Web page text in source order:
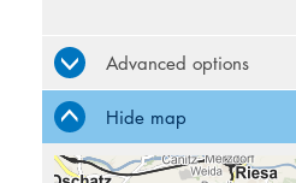
Advanced options
Hide map